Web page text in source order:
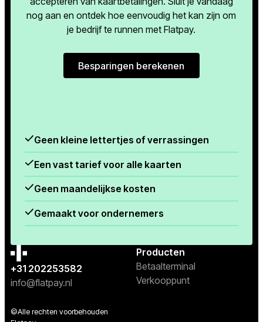
nog aan en ontdek hoe eenvoudig het kan zijn om
je bedrijf te runnen met Flatpay.
Besparingen berekenen
Besparingen berekenen
Geen kleine lettertjes of verrassingen
Een vast tarief voor alle kaarten
Geen maandelijkse kosten
Gemaakt voor ondernemers
+31 202253582
info@flatpay.nl
©Alle rechten voorbehouden
Producten
Betaalterminal
Verkooppunt